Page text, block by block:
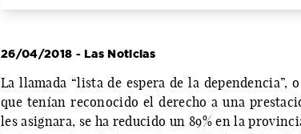
26/04/2018 - Las Noticias
La llamada “lista de espera de la dependencia”,
que tenían reconocido el derecho a una
les asignara, se ha reducido un 89% en la